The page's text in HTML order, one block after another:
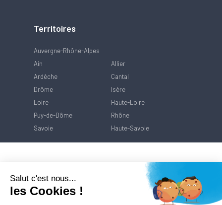
Territoires
Auvergne-Rhône-Alpes
Ain
Allier
Ardèche
Cantal
Drôme
Isère
Loire
Haute-Loire
Puy-de-Dôme
Rhône
Savoie
Haute-Savoie
Salut c'est nous...
les Cookies !